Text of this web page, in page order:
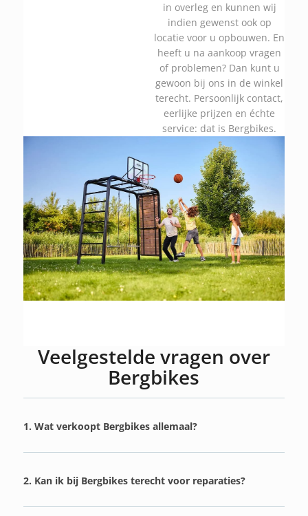
in overleg en kunnen wij
indien gewenst ook op
locatie voor u opbouwen. En
heeft u na aankoop vragen
of problemen? Dan kunt u
gewoon bij ons in de winkel
terecht. Persoonlijk contact,
eerlijke prijzen en échte
service: dat is Bergbikes.
Veelgestelde vragen over
Bergbikes
1. Wat verkoopt Bergbikes allemaal?
2. Kan ik bij Bergbikes terecht voor reparaties?